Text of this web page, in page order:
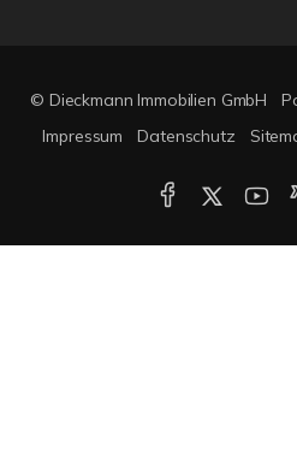
© Dieckmann Immobilien GmbH
Impressum
Datenschutz